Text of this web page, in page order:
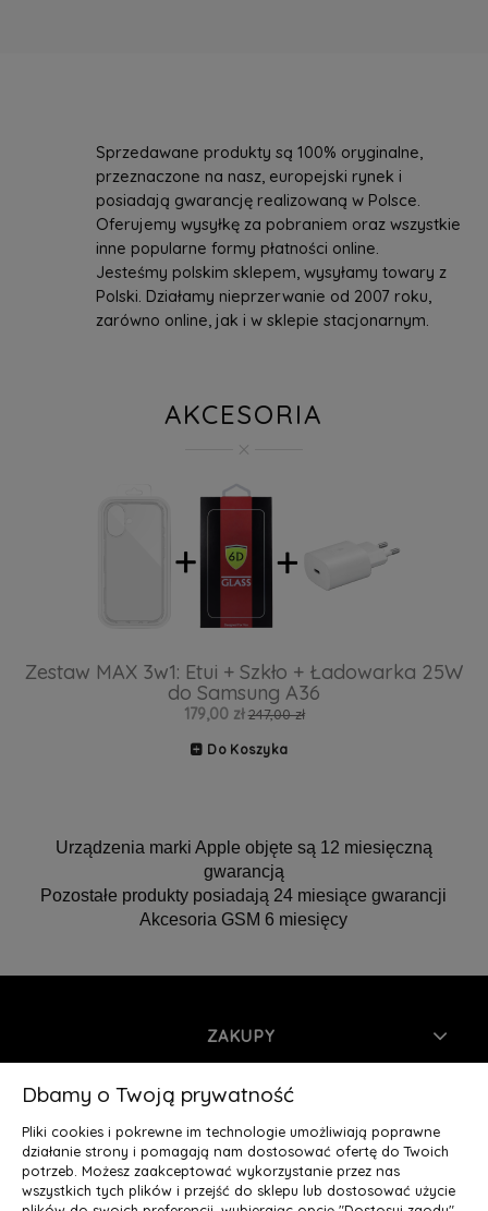
Sprzedawane produkty są 100% oryginalne,
przeznaczone na nasz, europejski rynek i
posiadają gwarancję realizowaną w Polsce.
Oferujemy wysyłkę za pobraniem oraz wszystkie
inne popularne formy płatności online.
Jesteśmy polskim sklepem, wysyłamy towary z
Polski. Działamy nieprzerwanie od 2007 roku,
zarówno online, jak i w sklepie stacjonarnym.
AKCESORIA
Zestaw MAX 3w1: Etui + Szkło + Ładowarka 25W
do Samsung A36
179,00 zł 247,00 zł
Do Koszyka
Urządzenia marki Apple objęte są 12 miesięczną
gwarancją
Pozostałe produkty posiadają 24 miesiące gwarancji
Akcesoria GSM 6 miesięcy
ZAKUPY
INFORMACJE
MOJE KONTO
O NAS
Dbamy o Twoją prywatność
Pliki cookies i pokrewne im technologie umożliwiają poprawne
działanie strony i pomagają nam dostosować ofertę do Twoich
potrzeb. Możesz zaakceptować wykorzystanie przez nas
wszystkich tych plików i przejść do sklepu lub dostosować użycie